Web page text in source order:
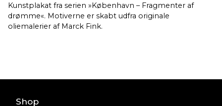
Kunstplakat fra serien »København – Fragmenter af
drømme«. Motiverne er skabt udfra originale
oliemalerier af Marck Fink.
Shop